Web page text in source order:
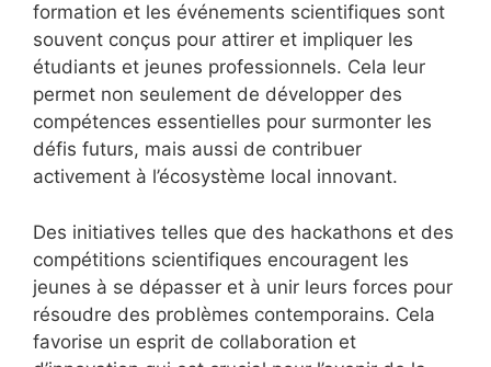
formation et les événements scientifiques sont
souvent conçus pour attirer et impliquer les
étudiants et jeunes professionnels. Cela leur
permet non seulement de développer des
compétences essentielles pour surmonter les
défis futurs, mais aussi de contribuer
activement à l’écosystème local innovant.
Des initiatives telles que des hackathons et des
compétitions scientifiques encouragent les
jeunes à se dépasser et à unir leurs forces pour
résoudre des problèmes contemporains. Cela
favorise un esprit de collaboration et